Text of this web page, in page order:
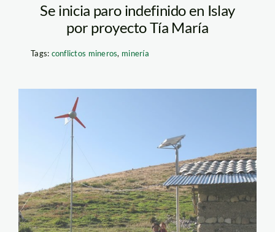
Se inicia paro indefinido en Islay
por proyecto Tía María
Tags: conflictos mineros, minería
energia_eolica_rural_mem